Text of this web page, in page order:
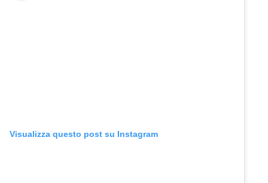
Visualizza questo post su Instagram